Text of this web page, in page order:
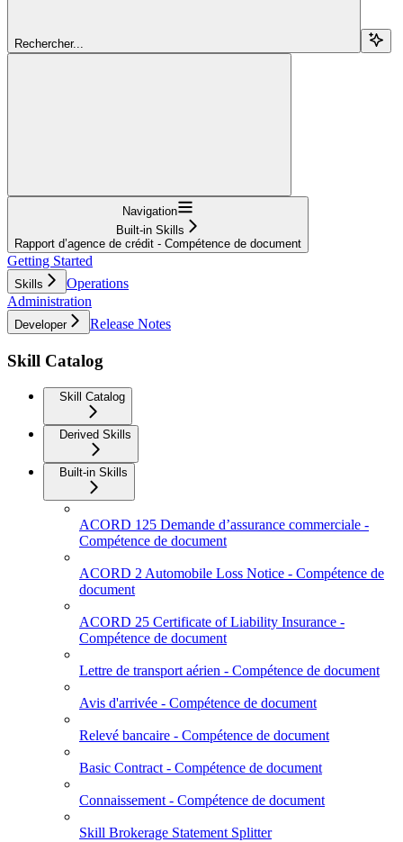
Rechercher...
Navigation
Built-in Skills
Rapport d’agence de crédit - Compétence de document
Getting Started
Skills
Operations
Administration
Developer Release Notes
Skill Catalog
Skill Catalog
Derived Skills
Built-in Skills
ACORD 125 Demande d’assurance commerciale -
Compétence de document
ACORD 2 Automobile Loss Notice - Compétence de
document
ACORD 25 Certificate of Liability Insurance -
Compétence de document
Lettre de transport aérien - Compétence de document
Avis d'arrivée - Compétence de document
Relevé bancaire - Compétence de document
Basic Contract - Compétence de document
Connaissement - Compétence de document
Skill Brokerage Statement Splitter